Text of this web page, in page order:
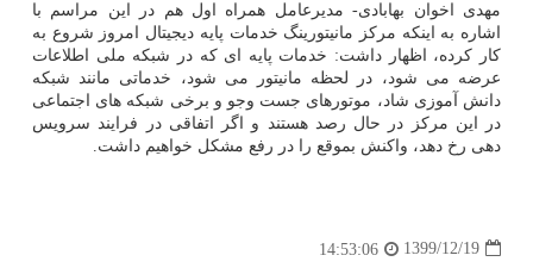
مهدی اخوان بهابادی- مدیرعامل همراه اول هم در این مراسم با
اشاره به اینکه مرکز مانیتورینگ خدمات پایه دیجیتال امروز شروع به
کار کرده، اظهار داشت: خدمات پایه ای که در شبکه ملی اطلاعات
عرضه می شود، در لحظه مانیتور می شود، خدماتی مانند شبکه
دانش آموزی شاد، موتورهای جست وجو و برخی شبکه های اجتماعی
در این مرکز در حال رصد هستند و اگر اتفاقی در فرایند سرویس
دهی رخ دهد، واکنش بموقع را در رفع مشکل خواهیم داشت.
1399/12/19
14:53:06